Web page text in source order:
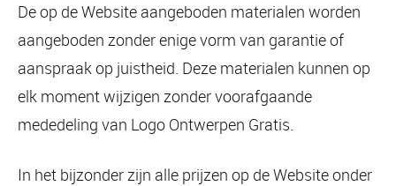
De op de Website aangeboden materialen worden
aangeboden zonder enige vorm van garantie of
aanspraak op juistheid. Deze materialen kunnen op
elk moment wijzigen zonder voorafgaande
mededeling van Logo Ontwerpen Gratis.
In het bijzonder zijn alle prijzen op de Website onder